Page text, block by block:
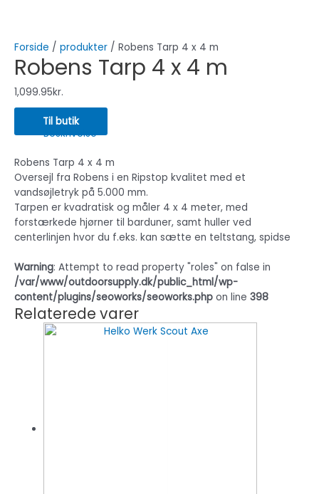
Forside / produkter / Robens Tarp 4 x 4 m
Robens Tarp 4 x 4 m
1,099.95kr.
Til butik
Beskrivelse
Robens Tarp 4 x 4 m
Oversejl fra Robens i en Ripstop kvalitet med et
vandsøjletryk på 5.000 mm.
Tarpen er kvadratisk og måler 4 x 4 meter, med
forstærkede hjørner til barduner, samt huller ved
centerlinjen hvor du f.eks. kan sætte en teltstang, spidse
Warning: Attempt to read property "roles" on false in
/var/www/outdoorsupply.dk/public_html/wp-
content/plugins/seoworks/seoworks.php on line 398
Relaterede varer